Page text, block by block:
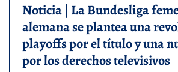
Noticia | La Bundesliga
alemana se plantea una
playoffs por el título y una
por los derechos televisivos